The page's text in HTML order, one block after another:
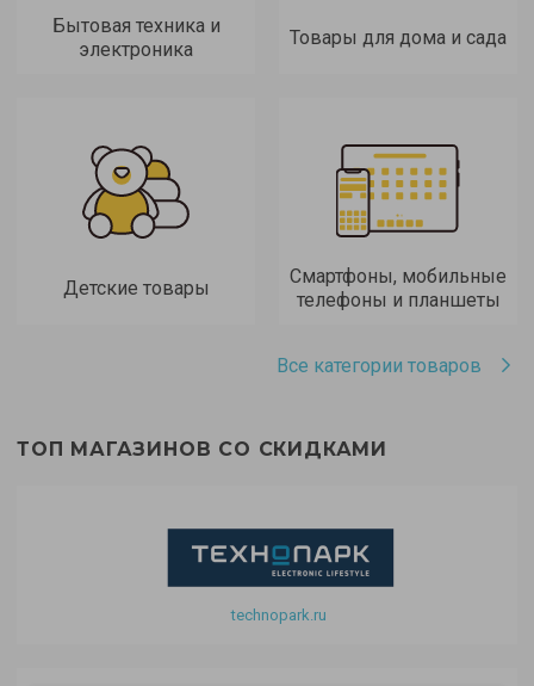
Бытовая техника и
электроника
Товары для дома и сада
Детские товары
Смартфоны, мобильные
телефоны и планшеты
Все категории товаров
ТОП МАГАЗИНОВ СО СКИДКАМИ
technopark.ru